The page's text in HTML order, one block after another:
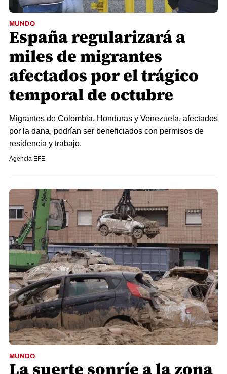
MUNDO
España regularizará a
miles de migrantes
afectados por el trágico
temporal de octubre
Migrantes de Colombia, Honduras y Venezuela, afectados
por la dana, podrían ser beneficiados con permisos de
residencia y trabajo.
Agencia EFE
MUNDO
La suerte sonríe a la zona